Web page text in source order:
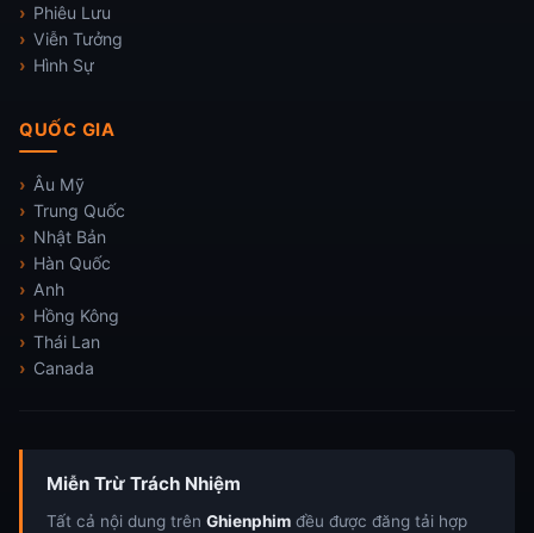
Phiêu Lưu
Viễn Tưởng
Hình Sự
QUỐC GIA
Âu Mỹ
Trung Quốc
Nhật Bản
Hàn Quốc
Anh
Hồng Kông
Thái Lan
Canada
Miễn Trừ Trách Nhiệm
Tất cả nội dung trên Ghienphim đều được đăng tải hợp